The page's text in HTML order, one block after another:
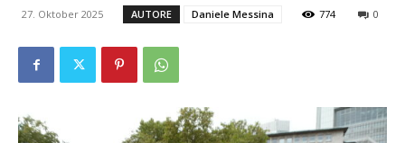
27. Oktober 2025 AUTORE Daniele Messina 774 0